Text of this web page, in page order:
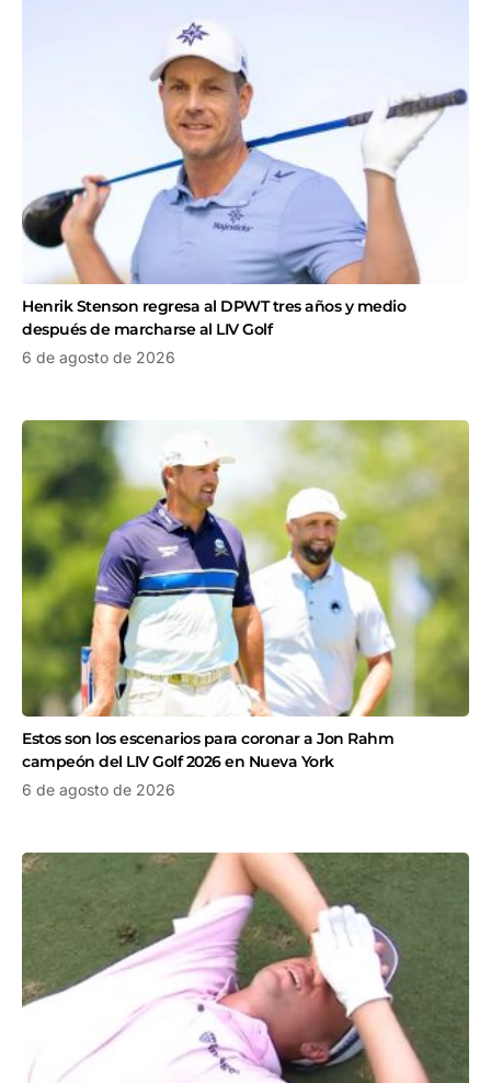
Henrik Stenson regresa al DPWT tres años y medio
después de marcharse al LIV Golf
6 de agosto de 2026
Estos son los escenarios para coronar a Jon Rahm
campeón del LIV Golf 2026 en Nueva York
6 de agosto de 2026